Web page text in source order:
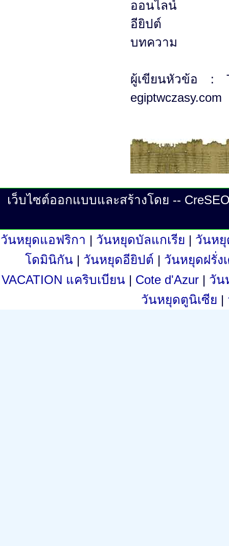
ผู้เขียนหัวข้อ :
egiptwczasy.com
เว็บไซต์ออกแบบและสร้างโดย --
วันหยุดแอฟริกา | วันหยุดบัลแกเรีย | วันหยุ
โดมินิกัน | วันหยุดอียิปต์ | วันหยุดฝรั่ง
VACATION แคริบเบียน | Cote d'Azur | วัน
วันหยุดตูนิเซีย |